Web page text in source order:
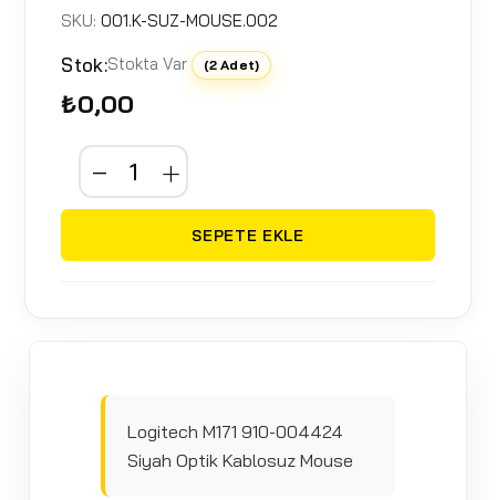
SKU:001.K-SUZ-MOUSE.002
Stok:Stokta Var (2 Adet)
₺0,00
SEPETE EKLE
Logitech M171 910-004424
Siyah Optik Kablosuz Mouse